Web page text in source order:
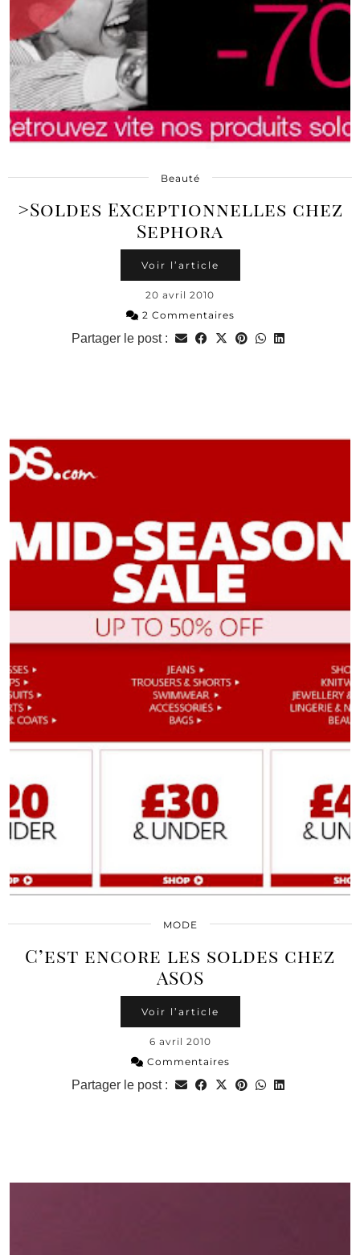
Beauté
>Soldes Exceptionnelles chez
Sephora
Voir l’article
20 avril 2010
2 Commentaires
Partager le post :
MODE
C’est encore les soldes chez
ASOS
Voir l’article
6 avril 2010
Commentaires
Partager le post :